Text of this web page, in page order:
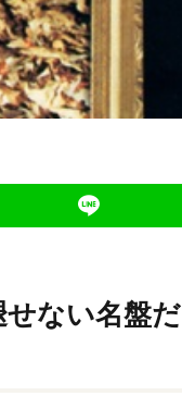
ない名盤だ